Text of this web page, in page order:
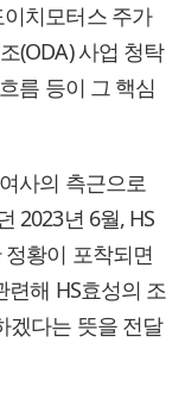
치모터스 주가
(ODA) 사업 청탁
름 등이 그 핵심
사의 측근으로
2023년 6월, HS
황이 포착되면
련해 HS효성의 조
겠다는 뜻을 전달